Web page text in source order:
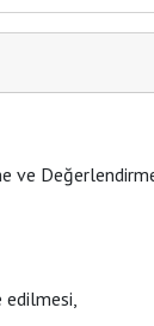
ve
edilmesi,